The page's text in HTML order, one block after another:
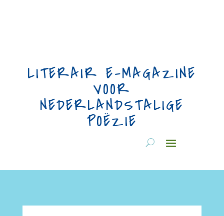
LITERAIR E-MAGAZINE
VOOR
NEDERLANDSTALIGE
POËZIE